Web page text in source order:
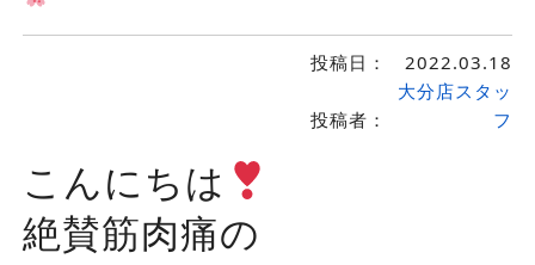
投稿日： 2022.03.18
投稿者：
大分店スタッ
フ
こんにちは
絶賛筋肉痛の